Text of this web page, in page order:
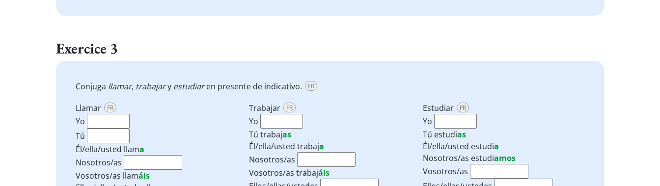
Exercice 3
Conjuga llamar, trabajary estudiaren presente de indicativo. FR
Llamar FR
Yo
Tú
Él/ella/usted llama
Nosotros/as
Vosotros/as llamáis
Trabajar FR
Yo
Tútrabajas
Él/ella/ustedtrabaja
Nosotros/as
Vosotros/astrabajáis
Estudiar FR
Yo
Tú estudias
Él/ella/usted estudia
Nosotros/as estudiamos
Vosotros/as